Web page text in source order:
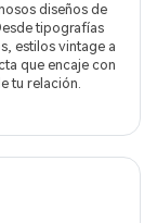
diseños de
tipografías
estilos vintage a
que encaje con
tu relación.